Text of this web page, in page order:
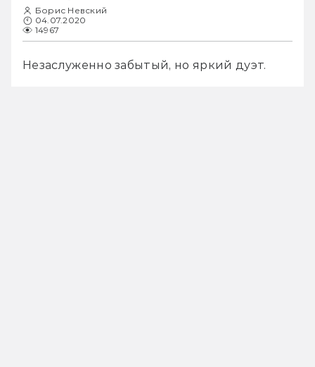
Борис Невский
04.07.2020
14967
Незаслуженно забытый, но яркий дуэт.